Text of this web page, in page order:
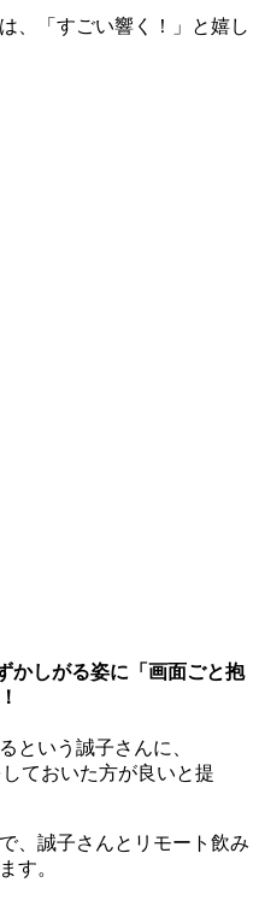
、「すごい響く！」と嬉し
かしがる姿に「画面ごと抱
という誠子さんに、
ておいた方が良いと提
、誠子さんとリモート飲み
す。